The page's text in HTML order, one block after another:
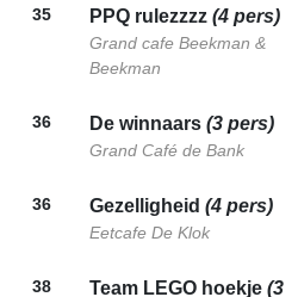
35 PPQ rulezzzz (4 pers)
Grand cafe Beekman &
Beekman
36 De winnaars (3 pers)
Grand Café de Bank
36 Gezelligheid (4 pers)
Eetcafe De Klok
38 Team LEGO hoekje (3